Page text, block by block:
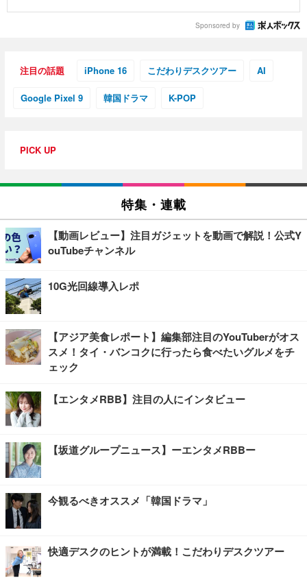
Sponsored by
注目の話題 iPhone 16 こだわりデスクツアー AI
Google Pixel 9 韓国ドラマ K-POP
PICK UP
特集・連載
【動画レビュー】注目ガジェットを動画で解説！公式Y
ouTubeチャンネル
10G光回線導入レポ
【アジア美食レポート】編集部注目のYouTuberがオス
スメ！タイ・バンコクに行ったら食べたいグルメをチ
ェック
【エンタメRBB】注目の人にインタビュー
【坂道グループニュース】ーエンタメRBBー
今観るべきオススメ「韓国ドラマ」
快適デスクのヒントが満載！こだわりデスクツアー